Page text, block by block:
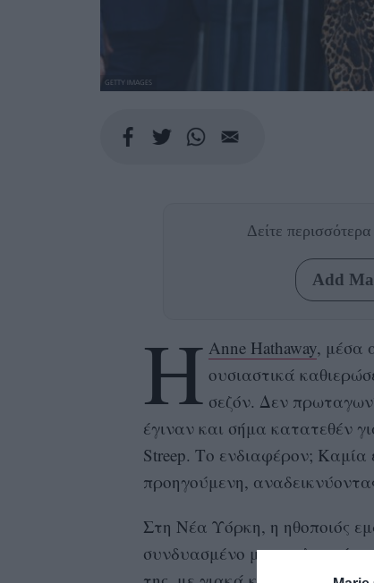
GETTY IMAGES
Δείτε
Add
Η Anne Hathaway, μέσα
ουσιαστικά
σεζόν. Δεν
έγιναν και σήμα κατατεθέν
Streep. Το ενδιαφέρον; Καμία
προηγούμενη,
Στη Νέα Υόρκη, η ηθοποιός
συνδυασμένο με μια λεοπάρ